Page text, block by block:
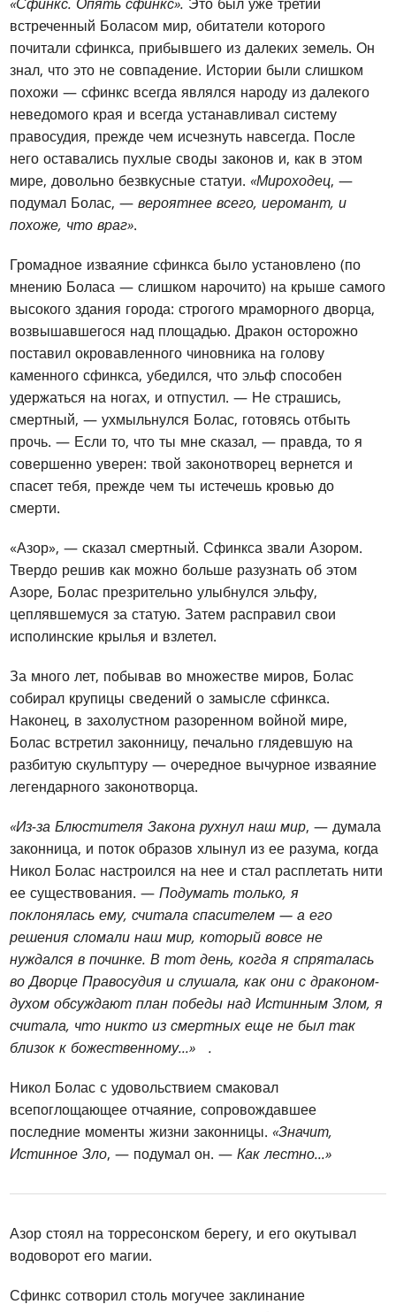
встреченный Боласом мир, обитатели которого
почитали сфинкса, прибывшего из далеких земель. Он
знал, что это не совпадение. Истории были слишком
похожи — сфинкс всегда являлся народу из далекого
неведомого края и всегда устанавливал систему
правосудия, прежде чем исчезнуть навсегда. После
него оставались пухлые своды законов и, как в этом
мире, довольно безвкусные статуи.«Мироходец, —
подумал Болас, —вероятнее всего, иеромант, и
похоже, что враг».
Громадное изваяние сфинкса было установлено (по
мнению Боласа — слишком нарочито) на крыше самого
высокого здания города: строгого мраморного дворца,
возвышавшегося над площадью. Дракон осторожно
поставил окровавленного чиновника на голову
каменного сфинкса, убедился, что эльф способен
удержаться на ногах, и отпустил. — Не страшись,
смертный, — ухмыльнулся Болас, готовясь отбыть
прочь. — Если то, что ты мне сказал, — правда, то я
совершенно уверен: твой законотворец вернется и
спасет тебя, прежде чем ты истечешь кровью до
смерти.
«Азор», — сказал смертный. Сфинкса звали Азором.
Твердо решив как можно больше разузнать об этом
Азоре, Болас презрительно улыбнулся эльфу,
цеплявшемуся за статую. Затем расправил свои
исполинские крылья и взлетел.
За много лет, побывав во множестве миров, Болас
собирал крупицы сведений о замысле сфинкса.
Наконец, в захолустном разоренном войной мире,
Болас встретил законницу, печально глядевшую на
разбитую скульптуру — очередное вычурное изваяние
легендарного законотворца.
«Из-за Блюстителя Закона рухнул наш мир, — думала
законница, и поток образов хлынул из ее разума, когда
Никол Болас настроился на нее и стал расплетать нити
ее существования. —Подумать только, я
поклонялась ему, считала спасителем — а его
решения сломали наш мир, который вовсе не
нуждался в починке. В тот день, когда я спряталась
во Дворце Правосудия и слушала, как они с драконом-
духом обсуждают план победы над Истинным Злом, я
считала, что никто из смертных еще не был так
близок к божественному...» .
Никол Болас с удовольствием смаковал
всепоглощающее отчаяние, сопровождавшее
последние моменты жизни законницы.«Значит,
Истинное Зло, — подумал он. —Как лестно...»
Азор стоял на торресонском берегу, и его окутывал
водоворот его магии.
Сфинкс сотворил столь могучее заклинание